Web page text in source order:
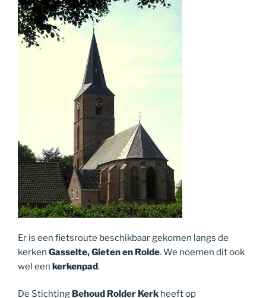
Er is een fietsroute beschikbaar gekomen langs de
kerken Gasselte, Gieten en Rolde. We noemen dit ook
wel een kerkenpad.
De Stichting Behoud Rolder Kerk heeft op